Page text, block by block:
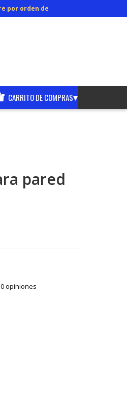
por orden de
CARRITO DE COMPRAS▾
pared
opiniones